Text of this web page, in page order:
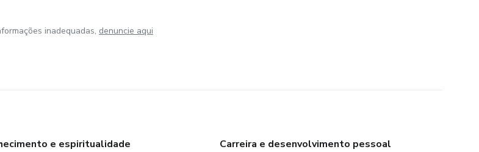
inadequadas, denuncie aqui
e espiritualidade
Carreira e desenvolvimento pessoal